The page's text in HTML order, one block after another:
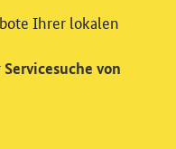
und / oder
Ihre Einwilligung für
Webseite: Wir
Ihrer lokalen
Servicesuche von